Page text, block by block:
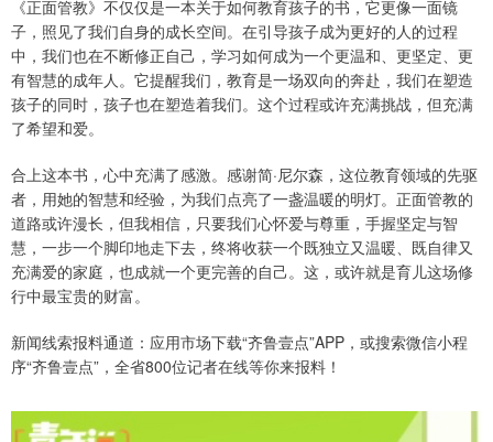
《正面管教》不仅仅是一本关于如何教育孩子的书，它更像一面镜
子，照见了我们自身的成长空间。在引导孩子成为更好的人的过程
中，我们也在不断修正自己，学习如何成为一个更温和、更坚定、更
有智慧的成年人。它提醒我们，教育是一场双向的奔赴，我们在塑造
孩子的同时，孩子也在塑造着我们。这个过程或许充满挑战，但充满
了希望和爱。
合上这本书，心中充满了感激。感谢简·尼尔森，这位教育领域的先驱
者，用她的智慧和经验，为我们点亮了一盏温暖的明灯。正面管教的
道路或许漫长，但我相信，只要我们心怀爱与尊重，手握坚定与智
慧，一步一个脚印地走下去，终将收获一个既独立又温暖、既自律又
充满爱的家庭，也成就一个更完善的自己。这，或许就是育儿这场修
行中最宝贵的财富。
新闻线索报料通道：应用市场下载“齐鲁壹点”APP，或搜索微信小程
序“齐鲁壹点”，全省800位记者在线等你来报料！